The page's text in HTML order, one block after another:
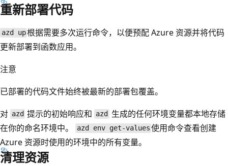
重新部署代码
azd up根据需要多次运行命令，以便预配 Azure 资源并将代码
更新部署到函数应用。
注意
已部署的代码文件始终被最新的部署包覆盖。
对 azd 提示的初始响应和 azd 生成的任何环境变量都本地存储
在你的命名环境中。
azd env get-values 使用命令查看创建
Azure 资源时使用的环境中的所有变量。
清理资源